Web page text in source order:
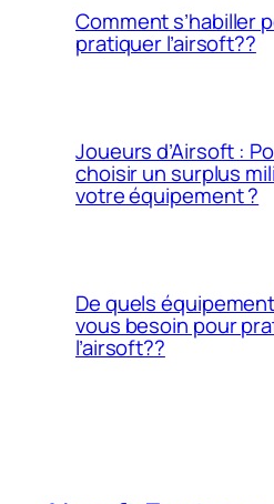
Comment s’habiller
pratiquer l’airsoft??
Joueurs d’Airsoft :
choisir un surplus
votre équipement ?
De quels
vous besoin pour
l’airsoft??